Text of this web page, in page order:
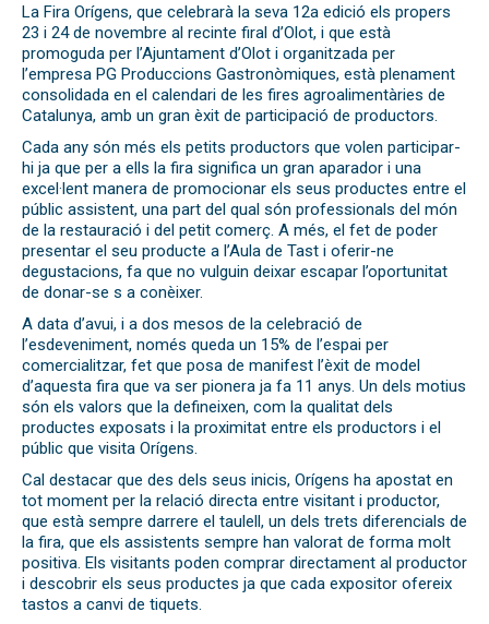
La Fira Orígens, que celebrarà la seva 12a edició els propers
23 i 24 de novembre al recinte firal d’Olot, i que està
promoguda per l’Ajuntament d’Olot i organitzada per
l’empresa PG Produccions Gastronòmiques, està plenament
consolidada en el calendari de les fires agroalimentàries de
Catalunya, amb un gran èxit de participació de productors.
Cada any són més els petits productors que volen participar-
hi ja que per a ells la fira significa un gran aparador i una
excel·lent manera de promocionar els seus productes entre el
públic assistent, una part del qual són professionals del món
de la restauració i del petit comerç. A més, el fet de poder
presentar el seu producte a l’Aula de Tast i oferir-ne
degustacions, fa que no vulguin deixar escapar l’oportunitat
de donar-se s a conèixer.
A data d’avui, i a dos mesos de la celebració de
l’esdeveniment, només queda un 15% de l’espai per
comercialitzar, fet que posa de manifest l’èxit de model
d’aquesta fira que va ser pionera ja fa 11 anys. Un dels motius
són els valors que la defineixen, com la qualitat dels
productes exposats i la proximitat entre els productors i el
públic que visita Orígens.
Cal destacar que des dels seus inicis, Orígens ha apostat en
tot moment per la relació directa entre visitant i productor,
que està sempre darrere el taulell, un dels trets diferencials de
la fira, que els assistents sempre han valorat de forma molt
positiva. Els visitants poden comprar directament al productor
i descobrir els seus productes ja que cada expositor ofereix
tastos a canvi de tiquets.